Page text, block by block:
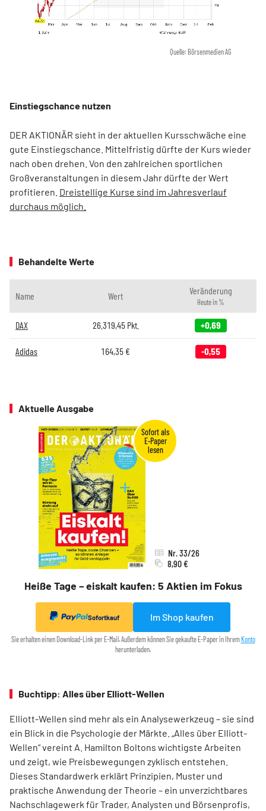
Quelle: Börsenmedien AG
Einstiegschance nutzen
DER AKTIONÄR sieht in der aktuellen Kursschwäche eine
gute Einstiegschance. Mittelfristig dürfte der Kurs wieder
nach oben drehen. Von den zahlreichen sportlichen
Großveranstaltungen in diesem Jahr dürfte der Wert
profitieren. Dreistellige Kurse sind im Jahresverlauf
durchaus möglich.
Behandelte Werte
Name Wert Veränderung
Heute in %
DAX 26.319,45Pkt. +0,69
Adidas 164,35 € -0,55
Aktuelle Ausgabe
Heiße Tage – eiskalt kaufen: 5 Aktien im Fokus
Nr. 33/26
8,90 €
Sofortkauf Im Shop kaufen
Sie erhalten einen Download-Link per E-Mail. Außerdem können Sie gekaufte E-Paper in Ihrem Konto
herunterladen.
Buchtipp: Alles über Elliott-Wellen
Elliott-Wellen sind mehr als ein Analysewerkzeug – sie sind
ein Blick in die Psychologie der Märkte. „Alles über Elliott-
Wellen“ vereint A. Hamilton Boltons wichtigste Arbeiten
und zeigt, wie Preisbewegungen zyklisch entstehen.
Dieses Standardwerk erklärt Prinzipien, Muster und
praktische Anwendung der Theorie – ein unverzichtbares
Nachschlagewerk für Trader, Analysten und Börsenprofis,